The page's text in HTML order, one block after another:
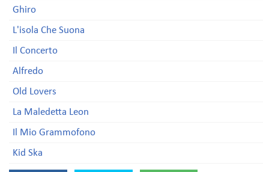
Ghiro
L'isola Che Suona
Il Concerto
Alfredo
Old Lovers
La Maledetta Leon
Il Mio Grammofono
Kid Ska